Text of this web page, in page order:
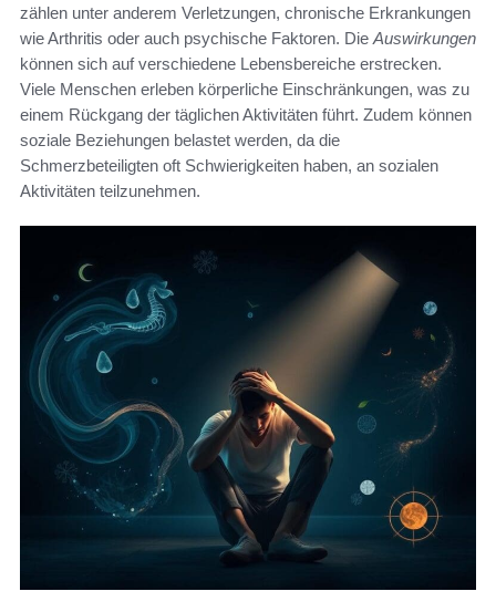
zählen unter anderem Verletzungen, chronische Erkrankungen
wie Arthritis oder auch psychische Faktoren. Die Auswirkungen
können sich auf verschiedene Lebensbereiche erstrecken.
Viele Menschen erleben körperliche Einschränkungen, was zu
einem Rückgang der täglichen Aktivitäten führt. Zudem können
soziale Beziehungen belastet werden, da die
Schmerzbeteiligten oft Schwierigkeiten haben, an sozialen
Aktivitäten teilzunehmen.